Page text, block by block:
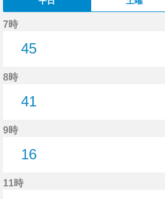
7時
45
8時
41
9時
16
11時